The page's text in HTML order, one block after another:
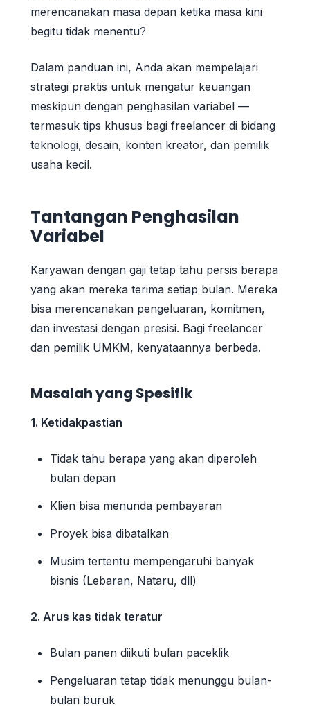
merencanakan masa depan ketika masa kini
begitu tidak menentu?
Dalam panduan ini, Anda akan mempelajari
strategi praktis untuk mengatur keuangan
meskipun dengan penghasilan variabel —
termasuk tips khusus bagi freelancer di bidang
teknologi, desain, konten kreator, dan pemilik
usaha kecil.
Tantangan Penghasilan
Variabel
Karyawan dengan gaji tetap tahu persis berapa
yang akan mereka terima setiap bulan. Mereka
bisa merencanakan pengeluaran, komitmen,
dan investasi dengan presisi. Bagi freelancer
dan pemilik UMKM, kenyataannya berbeda.
Masalah yang Spesifik
1. Ketidakpastian
Tidak tahu berapa yang akan diperoleh
bulan depan
Klien bisa menunda pembayaran
Proyek bisa dibatalkan
Musim tertentu mempengaruhi banyak
bisnis (Lebaran, Nataru, dll)
2. Arus kas tidak teratur
Bulan panen diikuti bulan paceklik
Pengeluaran tetap tidak menunggu bulan-
bulan buruk